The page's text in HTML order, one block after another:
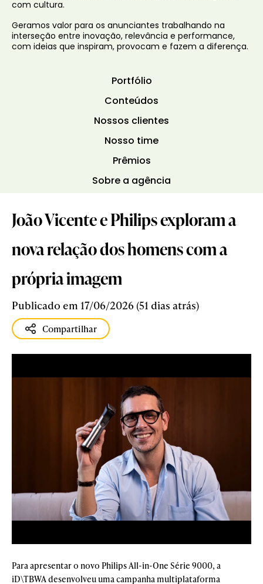
com cultura.
Geramos valor para os anunciantes trabalhando na
interseção entre inovação, relevância e performance,
com ideias que inspiram, provocam e fazem a diferença.
Portfólio
Conteúdos
Nossos clientes
Nosso time
Prêmios
Sobre a agência
João Vicente e Philips exploram a
nova relação dos homens com a
própria imagem
Publicado em 17/06/2026 (51 dias atrás)
Compartilhar
Para apresentar o novo Philips All-in-One Série 9000, a
iD\TBWA desenvolveu uma campanha multiplataforma